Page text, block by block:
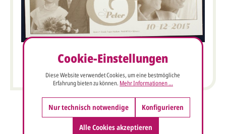
Blankokarte cremeweiß metallic als Beispiel
Einladungskarte zur Goldenen Hochzeit
Cookie-Einstellungen
Diese Website verwendet Cookies, um eine bestmögliche
Erfahrung bieten zu können. Mehr Informationen ...
Nur technisch notwendige Konfigurieren
Alle Cookies akzeptieren